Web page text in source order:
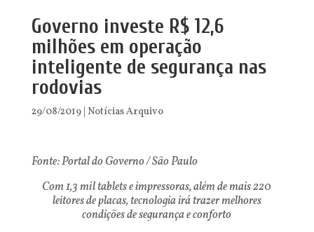
Governo investe R$ 12,6
milhões em operação
inteligente de segurança nas
rodovias
29/08/2019| Notícias Arquivo
Fonte: Portal do Governo / São Paulo
Com 1,3 mil tablets e impressoras, além de mais 220
leitores de placas, tecnologia irá trazer melhores
condições de segurança e conforto